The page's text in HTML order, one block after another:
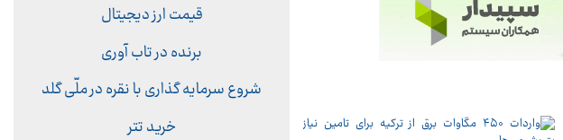
قیمت ارز دیجیتال
برنده در تاب آوری
شروع سرمایه گذاری با نقره در ملّی گلد
خرید تتر